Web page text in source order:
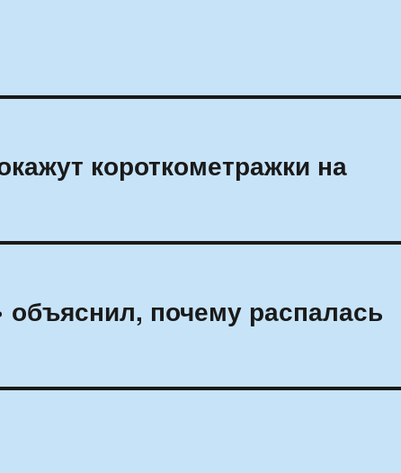
короткометражки на
объяснил, почему распалась